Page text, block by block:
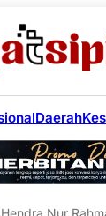
Daerah
Hendra Nur